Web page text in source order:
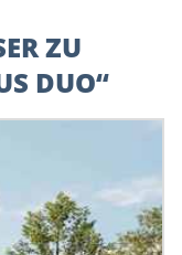
ZU
DUO“